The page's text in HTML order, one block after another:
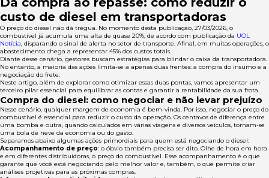
custo de diesel em transportadoras
O preço do diesel não dá trégua. No momento desta publicação, 27/03/2026, o
combustível já acumula uma alta de quase 20%, de acordo com publicação da UOL
Notícia, disparando o sinal de alerta no setor de transporte. Afinal, em muitas operações, o
abastecimento chega a representar 45% dos custos totais.
Diante desse cenário, gestores buscam estratégias para blindar o caixa da transportadora.
No entanto, a maioria das ações limita-se a apenas duas frentes: a compra do insumo e a
negociação do frete.
Neste artigo, além de explorar como otimizar essas duas pontas, vamos apresentar um
terceiro pilar essencial para equilibrar as contas e garantir a rentabilidade da sua frota.
Compra do diesel: como negociar e não levar prejuízo
Nesse cenário, qualquer margem de economia é bem-vinda. Por isso, negociar o preço do
combustível é essencial para reduzir o custo da operação. Os centavos de diferença entre
uma bomba e outra, quando calculados em várias viagens e diversos veículos, tornam-se
uma bola de neve da economia ou do gasto.
Separamos abaixo algumas ações primordiais para quem está negociando o diesel:
Acompanhamento de preço: o óbvio também precisa ser dito. Olhe de hora em hora
e em diferentes distribuidoras, o preço do combustível. Esse acompanhamento é o que
garante que você está negociando pelo melhor valor e, também, o que permite criar
análises projetivas para as próximas compras.